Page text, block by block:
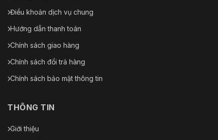
Điều khoản dịch vụ chung
Hướng dẫn thanh toán
Chính sách giao hàng
Chính sách đổi trả hàng
Chính sách bảo mật thông tin
THÔNG TIN
Giới thiệu